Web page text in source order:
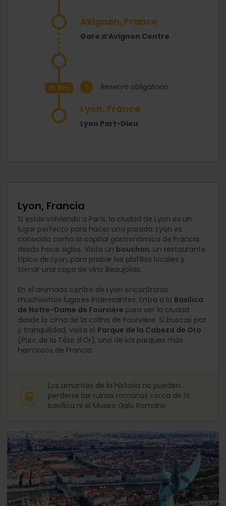
Avignon, France
Gare d’Avignon Centre
1h 5m Reserva obligatoria
Lyon, France
Lyon Part-Dieu
Lyon, Francia
Si estás volviendo a París, la ciudad de Lyon es un
lugar perfecto para hacer una parada. Lyon es
conocida como la capital gastronómica de Francia
desde hace siglos. Visita un bouchon, un restaurante
típico de Lyon, para probar los platillos locales y
tomar una copa de vino Beaujolais.
En el animado centro de Lyon encontrarás
muchísimos lugares interesantes. Entra a la Basílica
de Notre-Dame de Fourvière para ver la ciudad
desde la cima de la colina de Fourvière. Si buscas paz
y tranquilidad, visita el Parque de la Cabeza de Oro
(Parc de la Tête d'Or), uno de los parques más
hermosos de Francia.
Los amantes de la historia no pueden
perderse las ruinas romanas cerca de la
basílica ni el Museo Galo Romano.